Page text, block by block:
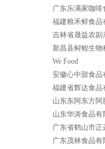
广东乐满家咖啡
福建粮禾鲜食品
吉林省晟益农副
新昌县鲟鳇生物
We Food
安徽心中甜食品
福建省辉达食品
山东东阿东方阿
山东华涛食品有
广东省鹤山市正
广东茂林食品有